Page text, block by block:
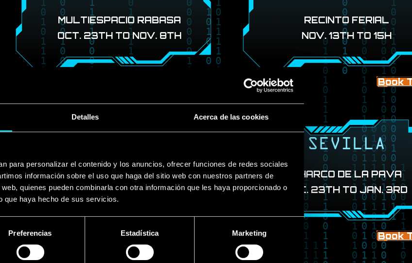
Detalles Acerca de las cookies
para personalizar el contenido y los anuncios, ofrecer funciones de redes sociales
información sobre el uso que haga del sitio web con nuestros partners de
quienes pueden combinarla con otra información que les haya proporcionado o
que haya hecho de sus servicios.
Preferencias Estadística Marketing
MULTIESPACIO RABASA
OCT. 23TH TO NOV. 8TH
RECINTO FERIAL
NOV. 13TH TO 15H
Book
RECINTO FERIAL
DEC. 4TH TO 13TH
Book Tickets
SEVILLA
CHARCO DE LA PAVA
DEC. 23TH TO JAN. 3RD
Book